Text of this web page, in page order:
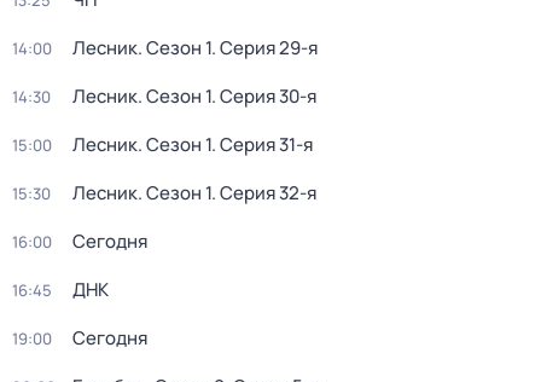
14:00 Лесник. Сезон 1. Серия 29-я
14:30 Лесник. Сезон 1. Серия 30-я
15:00 Лесник. Сезон 1. Серия 31-я
15:30 Лесник. Сезон 1. Серия 32-я
16:00 Сегодня
16:45 ДНК
19:00 Сегодня